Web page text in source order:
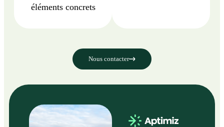
éléments concrets
Nous contacter